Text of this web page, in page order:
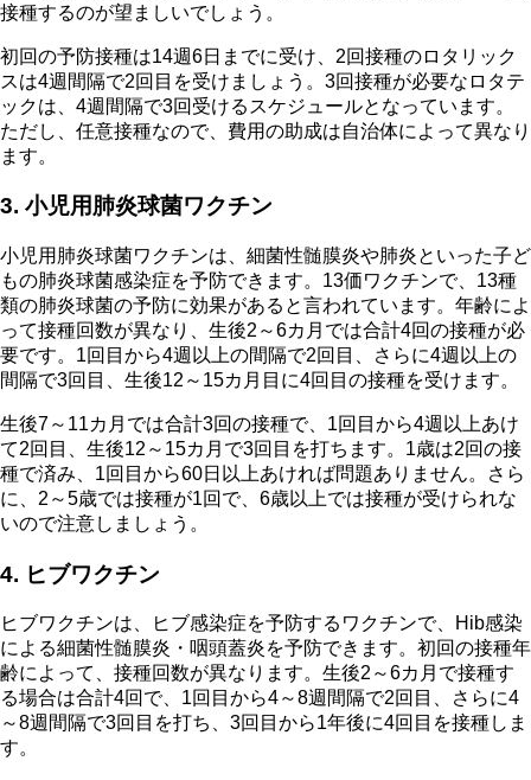
接種するのが望ましいでしょう。
初回の予防接種は14週6日までに受け、2回接種のロタリック
スは4週間隔で2回目を受けましょう。3回接種が必要なロタテ
ックは、4週間隔で3回受けるスケジュールとなっています。
ただし、任意接種なので、費用の助成は自治体によって異なり
ます。
3. 小児用肺炎球菌ワクチン
小児用肺炎球菌ワクチンは、細菌性髄膜炎や肺炎といった子ど
もの肺炎球菌感染症を予防できます。13価ワクチンで、13種
類の肺炎球菌の予防に効果があると言われています。年齢によ
って接種回数が異なり、生後2～6カ月では合計4回の接種が必
要です。1回目から4週以上の間隔で2回目、さらに4週以上の
間隔で3回目、生後12～15カ月目に4回目の接種を受けます。
生後7～11カ月では合計3回の接種で、1回目から4週以上あけ
て2回目、生後12～15カ月で3回目を打ちます。1歳は2回の接
種で済み、1回目から60日以上あければ問題ありません。さら
に、2～5歳では接種が1回で、6歳以上では接種が受けられな
いので注意しましょう。
4. ヒブワクチン
ヒブワクチンは、ヒブ感染症を予防するワクチンで、Hib感染
による細菌性髄膜炎・咽頭蓋炎を予防できます。初回の接種年
齢によって、接種回数が異なります。生後2～6カ月で接種す
る場合は合計4回で、1回目から4～8週間隔で2回目、さらに4
～8週間隔で3回目を打ち、3回目から1年後に4回目を接種しま
す。